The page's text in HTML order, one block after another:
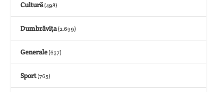
Cultură(498)
Dumbrăvița(2.699)
Generale (637)
Sport(765)